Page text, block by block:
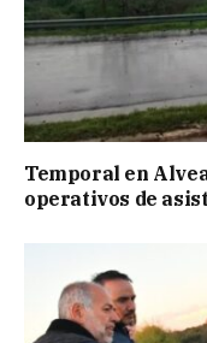
Temporal en
operativos de